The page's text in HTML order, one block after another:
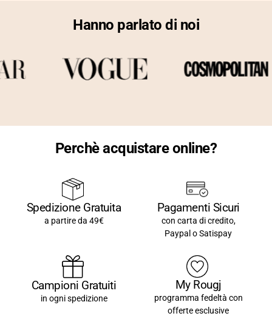
Hanno parlato di noi
Perchè acquistare online?
Spedizione Gratuita
a partire da 49€
Pagamenti Sicuri
con carta di credito,
Paypal o Satispay
Campioni Gratuiti
in ogni spedizione
My Rougj
programma fedeltà con
offerte esclusive